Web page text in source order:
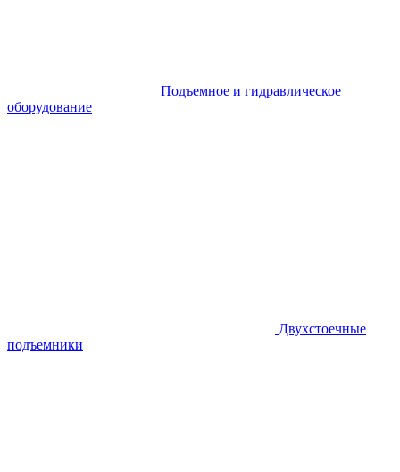
Подъемное и гидравлическое
оборудование
Двухстоечные
подъемники